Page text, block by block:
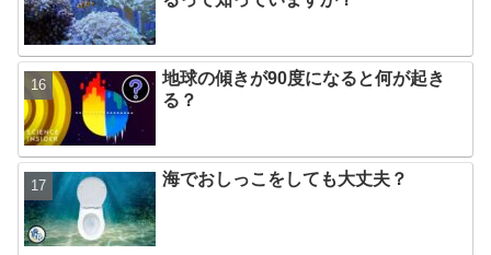
地球の傾きが90度になると何が起き
る？
海でおしっこをしても大丈夫？